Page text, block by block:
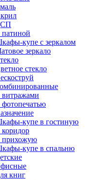
купе с зеркалом
зеркало
стекло
купе в гостиную
купе в спальню
книг